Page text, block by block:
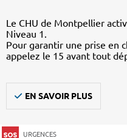
Le CHU de Montpellier
Niveau 1.
Pour garantir une prise en
appelez le 15 avant tout
EN SAVOIR PLUS
URGENCES